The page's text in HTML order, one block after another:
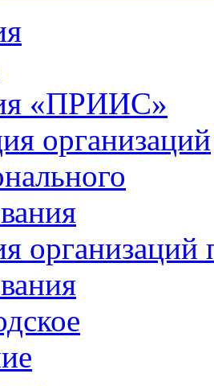
«ПРИИС»
организаций